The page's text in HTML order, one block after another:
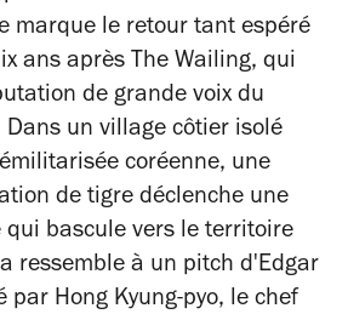
marque le retour tant espéré
ans après The Wailing, qui
de grande voix du
Dans un village côtier isolé
coréenne, une
de tigre déclenche une
qui bascule vers le territoire
ressemble à un pitch d'Edgar
par Hong Kyung-pyo, le chef